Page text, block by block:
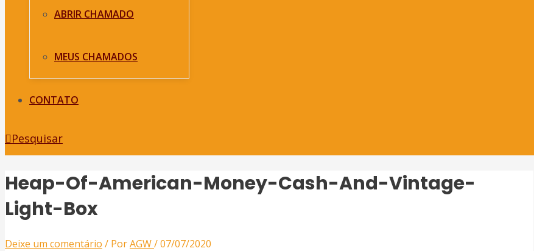
ABRIR CHAMADO
MEUS CHAMADOS
CONTATO
Pesquisar
Heap-Of-American-Money-Cash-And-Vintage-
Light-Box
Deixe um comentário / PorAGW/07/07/2020